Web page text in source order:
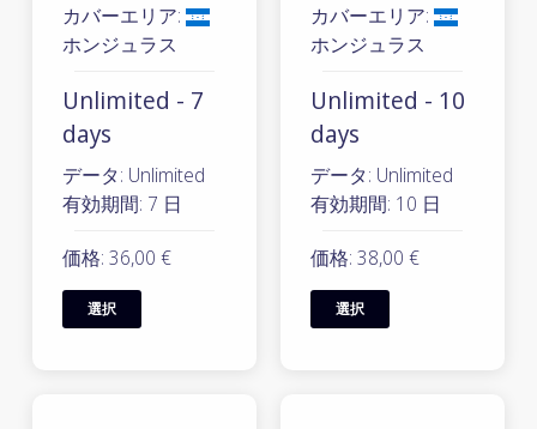
カバーエリア:
ホンジュラス
Unlimited - 7
days
データ: Unlimited
有効期間: 7 日
価格: 36,00 €
選択
カバーエリア:
ホンジュラス
Unlimited - 10
days
データ: Unlimited
有効期間: 10 日
価格: 38,00 €
選択